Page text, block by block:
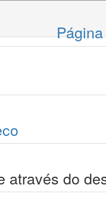
através do